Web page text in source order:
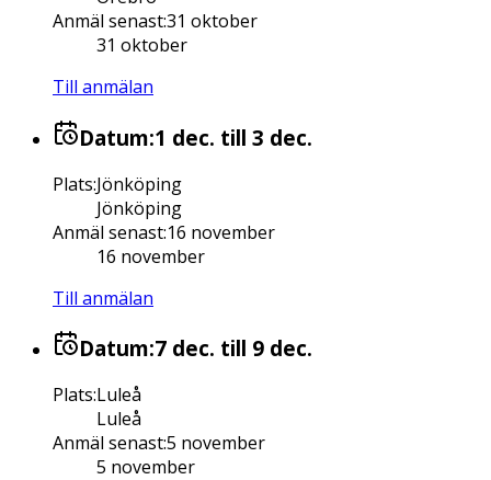
Anmäl senast:31 oktober
31 oktober
Till anmälan
Datum:1 dec. till 3 dec.
Plats:Jönköping
Jönköping
Anmäl senast:16 november
16 november
Till anmälan
Datum:7 dec. till 9 dec.
Plats:Luleå
Luleå
Anmäl senast:5 november
5 november